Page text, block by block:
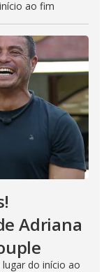
ao fim
Adriana
do início ao